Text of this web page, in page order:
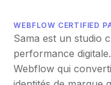
WEBFLOW CERTIFIED
Sama est un studio
performance
Webflow qui